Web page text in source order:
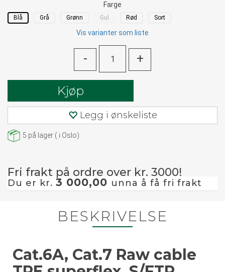
Farge
Blå Grå Grønn Gul Rød Sort
Vis varianter som liste
- +
Kjøp
Legg i ønskeliste
5 på lager ( i Oslo)
Fri frakt på ordre over kr. 3000!
Du er kr. 3 000,00 unna å få fri frakt
BESKRIVELSE
Cat.6A, Cat.7 Raw cable